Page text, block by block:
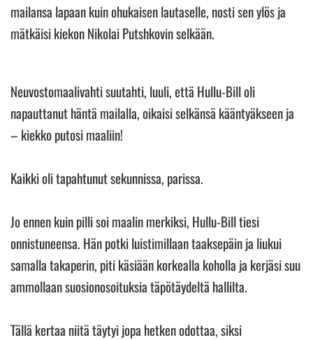
mailansa lapaan kuin ohukaisen lautaselle, nosti sen ylös ja
mätkäisi kiekon Nikolai Putshkovin selkään.
Neuvostomaalivahti suutahti, luuli, että Hullu-Bill oli
napauttanut häntä mailalla, oikaisi selkänsä kääntyäkseen ja
– kiekko putosi maaliin!
Kaikki oli tapahtunut sekunnissa, parissa.
Jo ennen kuin pilli soi maalin merkiksi, Hullu-Bill tiesi
onnistuneensa. Hän potki luistimillaan taaksepäin ja liukui
samalla takaperin, piti käsiään korkealla koholla ja kerjäsi suu
ammollaan suosionosoituksia täpötäydeltä hallilta.
Tällä kertaa niitä täytyi jopa hetken odottaa, siksi